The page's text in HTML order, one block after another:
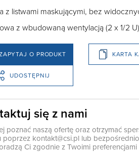
z listwami maskującymi, bez
z wbudowaną wentylacją (2 x 1/2 U)
O PRODUKT KARTA
UDOSTĘPNIJ
się z nami
poznać naszą ofertę oraz otrzymać
poprzez kontakt@csi.pl lub
Ci zgodnie z Twoimi